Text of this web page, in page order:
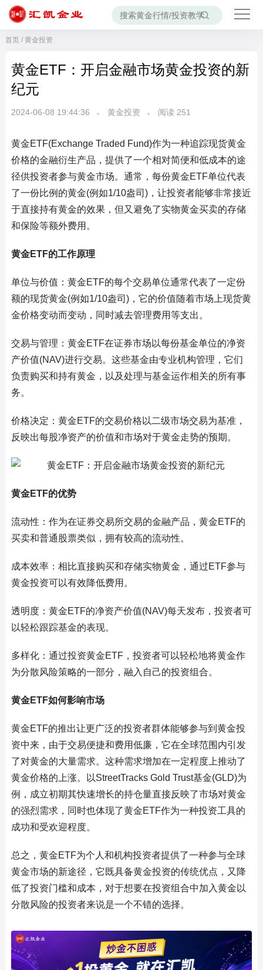
首页/ 黄金投资
黄金ETF：开启金融市场黄金投资的新
纪元
2024-06-08 19:44:36 黄金投资 阅读 251
黄金ETF(Exchange Traded Fund)作为一种追踪现货黄金
价格的金融衍生产品，提供了一个相对简便和低成本的途
径供投资者参与黄金市场。通常，每份黄金ETF单位代表
了一份比例的黄金(例如1/10盎司)，让投资者能够非常接近
于直接持有黄金的效果，但又避免了实物黄金买卖的存储
和保险等额外费用。
黄金ETF的工作原理
单位与价值：黄金ETF的每个交易单位通常代表了一定份
额的现货黄金(例如1/10盎司)，它的价值随着市场上现货黄
金价格变动而变动，同时减去管理费用等支出。
交易与管理：黄金ETF在证券市场以每份基金单位的净资
产价值(NAV)进行交易。这些基金由专业机构管理，它们
负责购买和持有黄金，以及处理与基金运作相关的所有事
务。
价格决定：黄金ETF的交易价格以二级市场交易为基准，
反映出每股净资产的价值和市场对于黄金走势的预期。
黄金ETF的优势
流动性：作为在证券交易所交易的金融产品，黄金ETF的
买卖和普通股票类似，拥有较高的流动性。
成本效率：相比直接购买和存储实物黄金，通过ETF参与
黄金投资可以有效降低费用。
透明度：黄金ETF的净资产价值(NAV)每天发布，投资者可
以轻松跟踪基金的表现。
多样化：通过投资黄金ETF，投资者可以轻松地将黄金作
为分散风险策略的一部分，融入自己的投资组合。
黄金ETF如何影响市场
黄金ETF的推出让更广泛的投资者群体能够参与到黄金投
资中来，由于交易便捷和费用低廉，它在全球范围内引发
了对黄金的大量需求。这种需求增加在一定程度上推动了
黄金价格的上涨。以StreetTracks Gold Trust基金(GLD)为
例，成立初期其快速增长的持仓量直接反映了市场对黄金
的强烈需求，同时也体现了黄金ETF作为一种投资工具的
成功和受欢迎程度。
总之，黄金ETF为个人和机构投资者提供了一种参与全球
黄金市场的新途径，它既具备黄金投资的传统优点，又降
低了投资门槛和成本，对于想要在投资组合中加入黄金以
分散风险的投资者来说是一个不错的选择。